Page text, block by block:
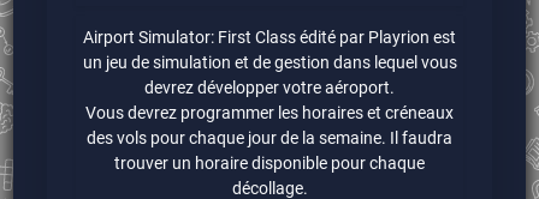
Airport Simulator: First Class édité par Playrion est
un jeu de simulation et de gestion dans lequel vous
devrez développer votre aéroport.
Vous devrez programmer les horaires et créneaux
des vols pour chaque jour de la semaine. Il faudra
trouver un horaire disponible pour chaque
décollage.